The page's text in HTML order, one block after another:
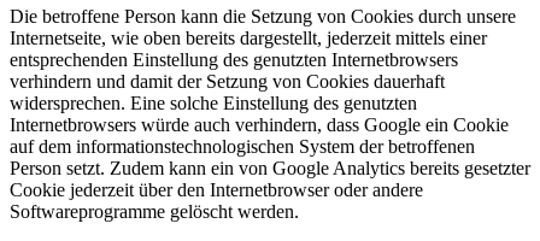
Die betroffene Person kann die Setzung von Cookies durch unsere
Internetseite, wie oben bereits dargestellt, jederzeit mittels einer
entsprechenden Einstellung des genutzten Internetbrowsers
verhindern und damit der Setzung von Cookies dauerhaft
widersprechen. Eine solche Einstellung des genutzten
Internetbrowsers würde auch verhindern, dass Google ein Cookie
auf dem informationstechnologischen System der betroffenen
Person setzt. Zudem kann ein von Google Analytics bereits gesetzter
Cookie jederzeit über den Internetbrowser oder andere
Softwareprogramme gelöscht werden.